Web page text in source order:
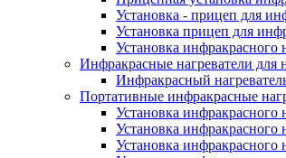
Установка - прицеп для
Установка прицеп для
Установка
Инфракрасные нагреватели для
Инфракрасный
Портативные инфракрасные
Установка
Установка
Установка инфракрасного